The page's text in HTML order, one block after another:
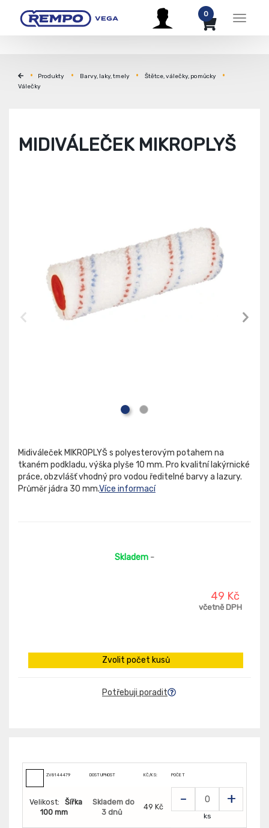
Menu
0
Produkty Barvy, laky, tmely
Štětce, válečky, pomůcky
Válečky
MIDIVÁLEČEK MIKROPLYŠ
Midiváleček MIKROPLYŠ s polyesterovým potahem na
tkaném podkladu, výška plyše 10 mm. Pro kvalitní lakýrnické
práce, obzvlášť vhodný pro vodou ředitelné barvy a lazury.
Průměr jádra 30 mm.Více informací
Skladem -
49 Kč
včetně DPH
Zvolit počet kusů
Potřebuji poradit
ZV8144479 DOSTUPNOST KČ/KS: POČET
Velikost:
Šířka
100 mm
Skladem do
3 dnů
49 Kč - +
ks